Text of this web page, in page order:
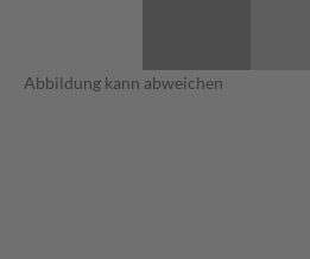
Abbildung kann abweichen